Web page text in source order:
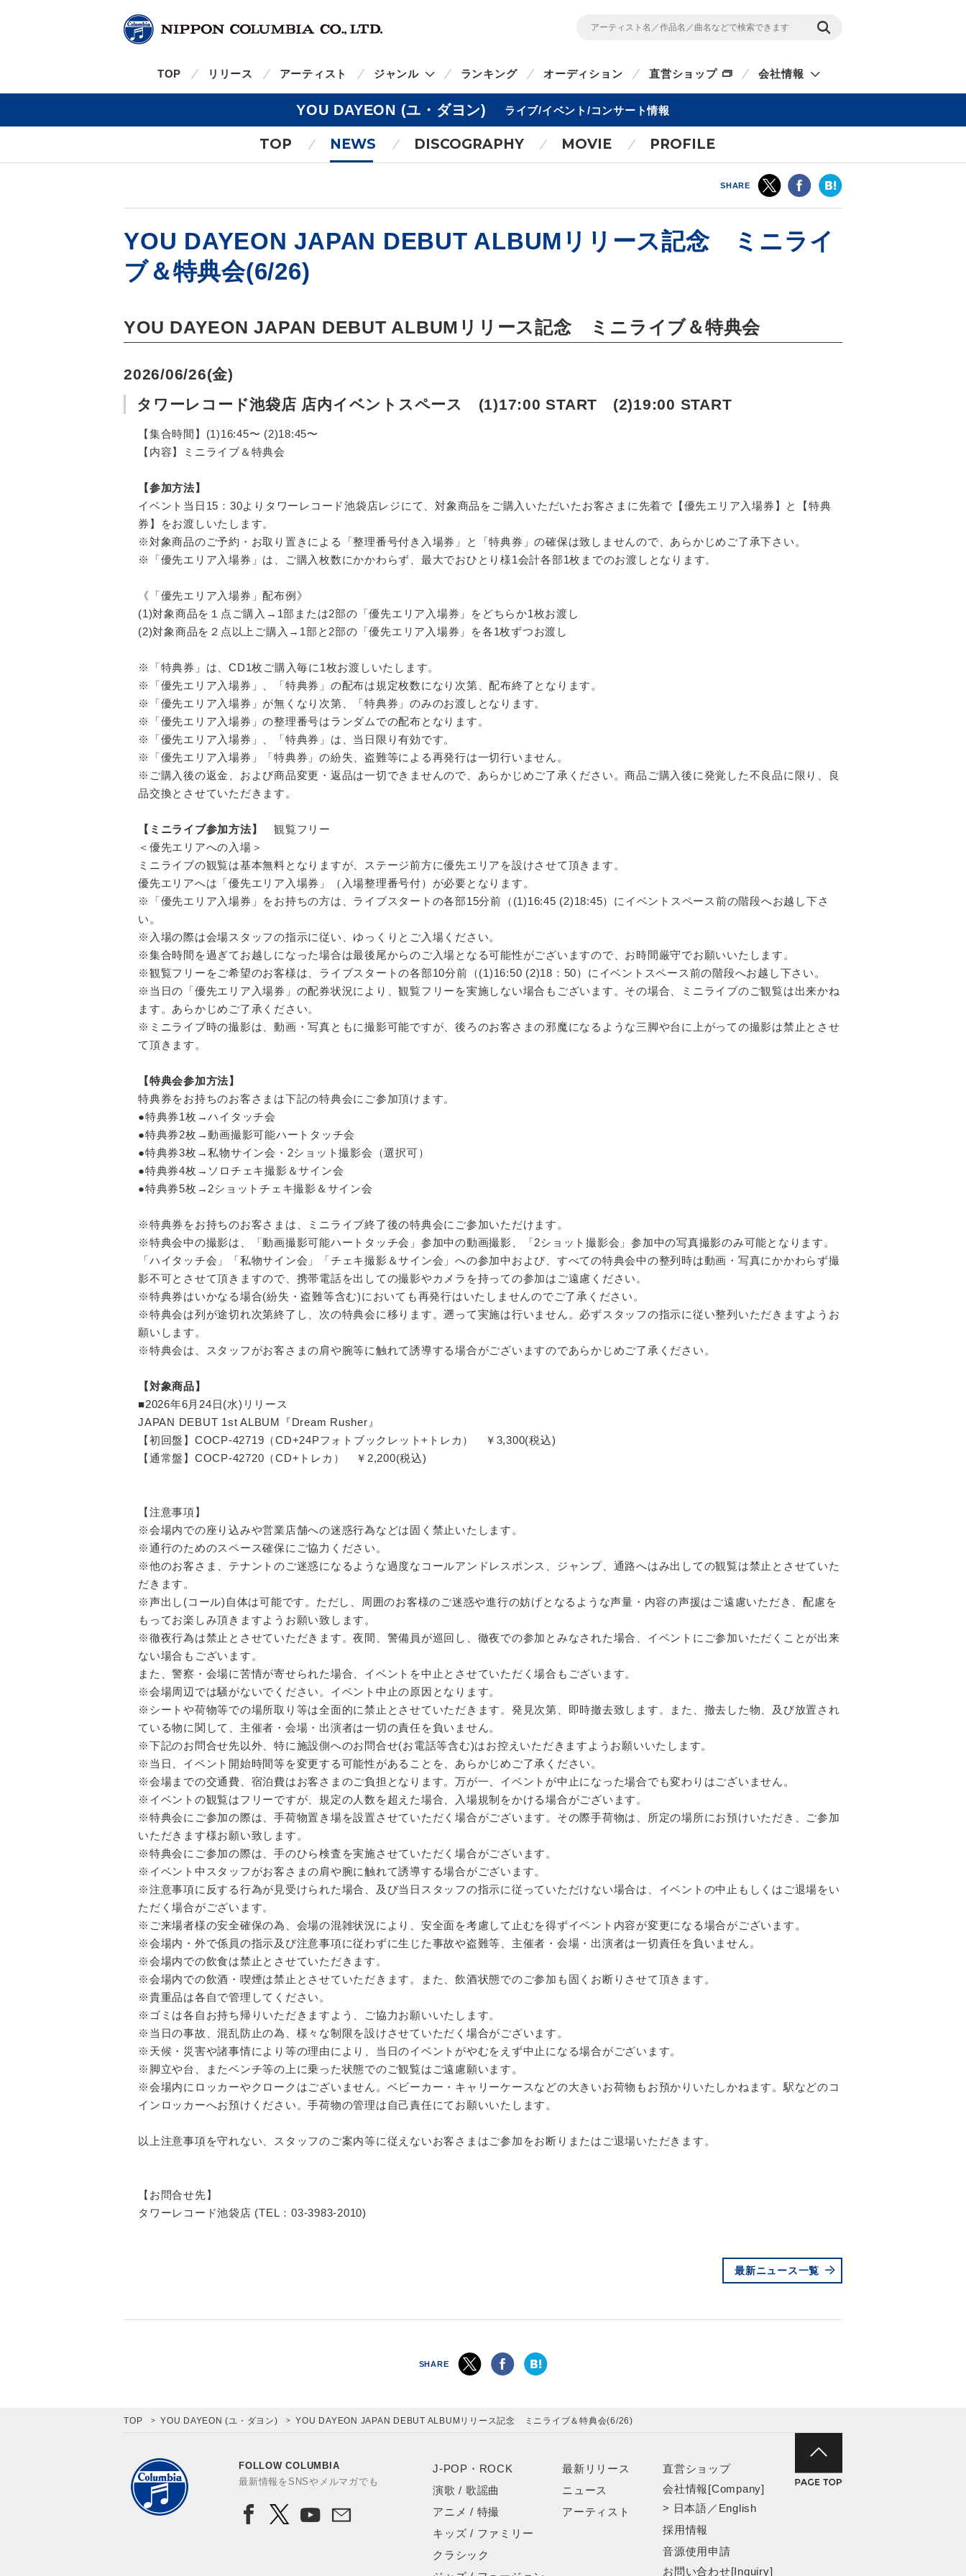
TOP リリース アーティスト ジャンル ランキング オーディション 直営ショップ 会社情報
YOU DAYEON (ユ・ダヨン) ライブ/イベント/コンサート情報
TOP NEWS DISCOGRAPHY MOVIE PROFILE
SHARE
YOU DAYEON JAPAN DEBUT ALBUMリリース記念 ミニライ
ブ＆特典会(6/26)
YOU DAYEON JAPAN DEBUT ALBUMリリース記念 ミニライブ＆特典会
2026/06/26(金)
タワーレコード池袋店 店内イベントスペース (1)17:00 START (2)19:00 START
【集合時間】(1)16:45〜 (2)18:45〜
【内容】ミニライブ＆特典会
【参加方法】
イベント当日15：30よりタワーレコード池袋店レジにて、対象商品をご購入いただいたお客さまに先着で【優先エリア入場券】と【特典
券】をお渡しいたします。
※対象商品のご予約・お取り置きによる「整理番号付き入場券」と「特典券」の確保は致しませんので、あらかじめご了承下さい。
※「優先エリア入場券」は、ご購入枚数にかかわらず、最大でおひとり様1会計各部1枚までのお渡しとなります。
《「優先エリア入場券」配布例》
(1)対象商品を１点ご購入→1部または2部の「優先エリア入場券」をどちらか1枚お渡し
(2)対象商品を２点以上ご購入→1部と2部の「優先エリア入場券」を各1枚ずつお渡し
※「特典券」は、CD1枚ご購入毎に1枚お渡しいたします。
※「優先エリア入場券」、「特典券」の配布は規定枚数になり次第、配布終了となります。
※「優先エリア入場券」が無くなり次第、「特典券」のみのお渡しとなります。
※「優先エリア入場券」の整理番号はランダムでの配布となります。
※「優先エリア入場券」、「特典券」は、当日限り有効です。
※「優先エリア入場券」「特典券」の紛失、盗難等による再発行は一切行いません。
※ご購入後の返金、および商品変更・返品は一切できませんので、あらかじめご了承ください。商品ご購入後に発覚した不良品に限り、良
品交換とさせていただきます。
【ミニライブ参加方法】
観覧フリー
＜優先エリアへの入場＞
ミニライブの観覧は基本無料となりますが、ステージ前方に優先エリアを設けさせて頂きます。
優先エリアへは「優先エリア入場券」（入場整理番号付）が必要となります。
※「優先エリア入場券」をお持ちの方は、ライブスタートの各部15分前（(1)16:45 (2)18:45）にイベントスペース前の階段へお越し下さ
い。
※入場の際は会場スタッフの指示に従い、ゆっくりとご入場ください。
※集合時間を過ぎてお越しになった場合は最後尾からのご入場となる可能性がございますので、お時間厳守でお願いいたします。
※観覧フリーをご希望のお客様は、ライブスタートの各部10分前（(1)16:50 (2)18：50）にイベントスペース前の階段へお越し下さい。
※当日の「優先エリア入場券」の配券状況により、観覧フリーを実施しない場合もございます。その場合、ミニライブのご観覧は出来かね
ます。あらかじめご了承ください。
※ミニライブ時の撮影は、動画・写真ともに撮影可能ですが、後ろのお客さまの邪魔になるような三脚や台に上がっての撮影は禁止とさせ
て頂きます。
【特典会参加方法】
特典券をお持ちのお客さまは下記の特典会にご参加頂けます。
●特典券1枚→ハイタッチ会
●特典券2枚→動画撮影可能ハートタッチ会
●特典券3枚→私物サイン会・2ショット撮影会（選択可）
●特典券4枚→ソロチェキ撮影＆サイン会
●特典券5枚→2ショットチェキ撮影＆サイン会
※特典券をお持ちのお客さまは、ミニライブ終了後の特典会にご参加いただけます。
※特典会中の撮影は、「動画撮影可能ハートタッチ会」参加中の動画撮影、「2ショット撮影会」参加中の写真撮影のみ可能となります。
「ハイタッチ会」「私物サイン会」「チェキ撮影＆サイン会」への参加中および、すべての特典会中の整列時は動画・写真にかかわらず撮
影不可とさせて頂きますので、携帯電話を出しての撮影やカメラを持っての参加はご遠慮ください。
※特典券はいかなる場合(紛失・盗難等含む)においても再発行はいたしませんのでご了承ください。
※特典会は列が途切れ次第終了し、次の特典会に移ります。遡って実施は行いません。必ずスタッフの指示に従い整列いただきますようお
願いします。
※特典会は、スタッフがお客さまの肩や腕等に触れて誘導する場合がございますのであらかじめご了承ください。
【対象商品】
■2026年6月24日(水)リリース
JAPAN DEBUT 1st ALBUM『Dream Rusher』
【初回盤】COCP-42719（CD+24Pフォトブックレット+トレカ） ￥3,300(税込)
【通常盤】COCP-42720（CD+トレカ） ￥2,200(税込)
【注意事項】
※会場内での座り込みや営業店舗への迷惑行為などは固く禁止いたします。
※通行のためのスペース確保にご協力ください。
※他のお客さま、テナントのご迷惑になるような過度なコールアンドレスポンス、ジャンプ、通路へはみ出しての観覧は禁止とさせていた
だきます。
※声出し(コール)自体は可能です。ただし、周囲のお客様のご迷惑や進行の妨げとなるような声量・内容の声援はご遠慮いただき、配慮を
もってお楽しみ頂きますようお願い致します。
※徹夜行為は禁止とさせていただきます。夜間、警備員が巡回し、徹夜での参加とみなされた場合、イベントにご参加いただくことが出来
ない場合もございます。
また、警察・会場に苦情が寄せられた場合、イベントを中止とさせていただく場合もございます。
※会場周辺では騒がないでください。イベント中止の原因となります。
※シートや荷物等での場所取り等は全面的に禁止とさせていただきます。発見次第、即時撤去致します。また、撤去した物、及び放置され
ている物に関して、主催者・会場・出演者は一切の責任を負いません。
※下記のお問合せ先以外、特に施設側へのお問合せ(お電話等含む)はお控えいただきますようお願いいたします。
※当日、イベント開始時間等を変更する可能性があることを、あらかじめご了承ください。
※会場までの交通費、宿泊費はお客さまのご負担となります。万が一、イベントが中止になった場合でも変わりはございません。
※イベントの観覧はフリーですが、規定の人数を超えた場合、入場規制をかける場合がございます。
※特典会にご参加の際は、手荷物置き場を設置させていただく場合がございます。その際手荷物は、所定の場所にお預けいただき、ご参加
いただきます様お願い致します。
※特典会にご参加の際は、手のひら検査を実施させていただく場合がございます。
※イベント中スタッフがお客さまの肩や腕に触れて誘導する場合がございます。
※注意事項に反する行為が見受けられた場合、及び当日スタッフの指示に従っていただけない場合は、イベントの中止もしくはご退場をい
ただく場合がございます。
※ご来場者様の安全確保の為、会場の混雑状況により、安全面を考慮して止むを得ずイベント内容が変更になる場合がございます。
※会場内・外で係員の指示及び注意事項に従わずに生じた事故や盗難等、主催者・会場・出演者は一切責任を負いません。
※会場内での飲食は禁止とさせていただきます。
※会場内での飲酒・喫煙は禁止とさせていただきます。また、飲酒状態でのご参加も固くお断りさせて頂きます。
※貴重品は各自で管理してください。
※ゴミは各自お持ち帰りいただきますよう、ご協力お願いいたします。
※当日の事故、混乱防止の為、様々な制限を設けさせていただく場合がございます。
※天候・災害や諸事情により等の理由により、当日のイベントがやむをえず中止になる場合がございます。
※脚立や台、またベンチ等の上に乗った状態でのご観覧はご遠慮願います。
※会場内にロッカーやクロークはございません。ベビーカー・キャリーケースなどの大きいお荷物もお預かりいたしかねます。駅などのコ
インロッカーへお預けください。手荷物の管理は自己責任にてお願いいたします。
以上注意事項を守れない、スタッフのご案内等に従えないお客さまはご参加をお断りまたはご退場いただきます。
【お問合せ先】
タワーレコード池袋店 (TEL：03-3983-2010)
最新ニュース一覧
SHARE
TOP YOU DAYEON (ユ・ダヨン) YOU DAYEON JAPAN DEBUT ALBUMリリース記念 ミニライブ＆特典会(6/26)
FOLLOW COLUMBIA
最新情報をSNSやメルマガでも
J-POP・ROCK
演歌 / 歌謡曲
アニメ / 特撮
キッズ / ファミリー
クラシック
最新リリース
ニュース
アーティスト
直営ショップ
会社情報[Company]
> 日本語 ／ English
採用情報
音源使用申請
お問い合わせ[Inquiry]